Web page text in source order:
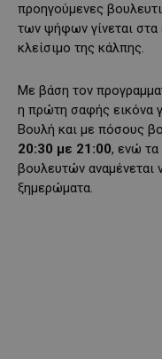
προηγούμενες
των ψήφων γίνεται στα
κλείσιμο της κάλπης.
Με βάση τον
η πρώτη σαφής εικόνα
Βουλή και με πόσους
20:30 με 21:00, ενώ τα
βουλευτών αναμένεται
ξημερώματα.